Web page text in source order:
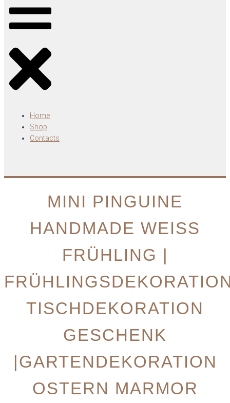
Home
Shop
Contacts
MINI PINGUINE
HANDMADE WEISS F
RÜHLING | F
RÜHLINGSDEKORATION
ISCHDEKORATION G
ESCHENK |
GARTENDEKORATION O
STERN MARMOR